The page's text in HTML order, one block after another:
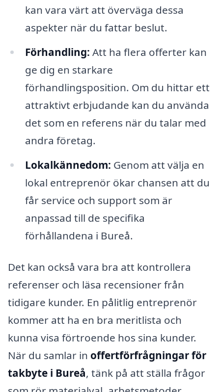
kan vara värt att överväga dessa
aspekter när du fattar beslut.
Förhandling: Att ha flera offerter kan
ge dig en starkare
förhandlingsposition. Om du hittar ett
attraktivt erbjudande kan du använda
det som en referens när du talar med
andra företag.
Lokalkännedom: Genom att välja en
lokal entreprenör ökar chansen att du
får service och support som är
anpassad till de specifika
förhållandena i Bureå.
Det kan också vara bra att kontrollera
referenser och läsa recensioner från
tidigare kunder. En pålitlig entreprenör
kommer att ha en bra meritlista och
kunna visa förtroende hos sina kunder.
När du samlar in offertförfrågningar för
takbyte i Bureå, tänk på att ställa frågor